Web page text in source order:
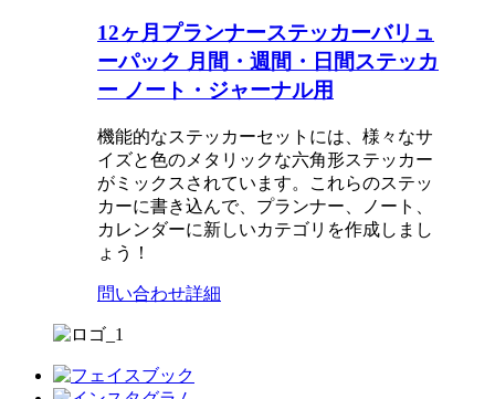
12ヶ月プランナーステッカーバリュ
ーパック 月間・週間・日間ステッカ
ー ノート・ジャーナル用
機能的なステッカーセットには、様々なサ
イズと色のメタリックな六角形ステッカー
がミックスされています。これらのステッ
カーに書き込んで、プランナー、ノート、
カレンダーに新しいカテゴリを作成しまし
ょう！
問い合わせ詳細